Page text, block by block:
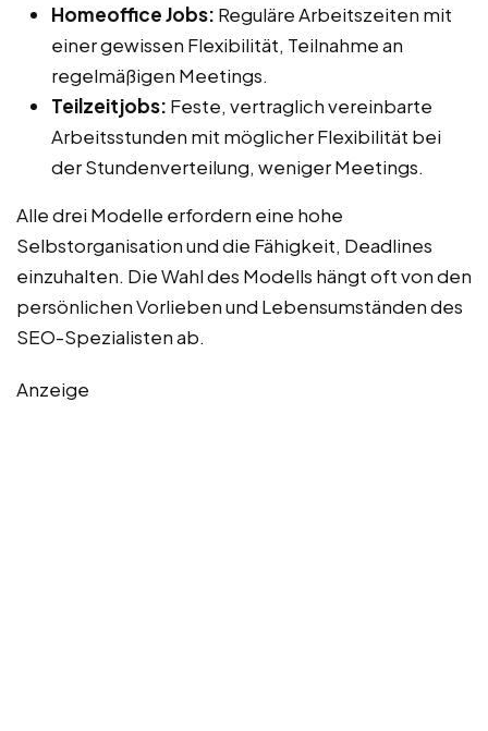
Homeoffice Jobs: Reguläre Arbeitszeiten mit
einer gewissen Flexibilität, Teilnahme an
regelmäßigen Meetings.
Teilzeitjobs: Feste, vertraglich vereinbarte
Arbeitsstunden mit möglicher Flexibilität bei
der Stundenverteilung, weniger Meetings.
Alle drei Modelle erfordern eine hohe
Selbstorganisation und die Fähigkeit, Deadlines
einzuhalten. Die Wahl des Modells hängt oft von den
persönlichen Vorlieben und Lebensumständen des
SEO-Spezialisten ab.
Anzeige